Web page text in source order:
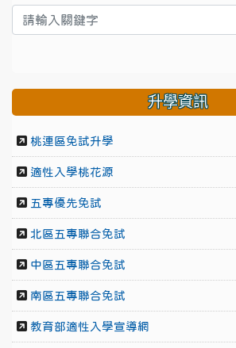
升學資訊
桃連區免試升學
適性入學桃花源
五專優先免試
北區五專聯合免試
中區五專聯合免試
南區五專聯合免試
教育部適性入學宣導網